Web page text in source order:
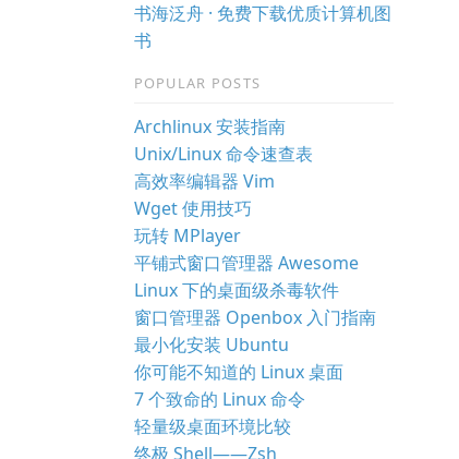
书海泛舟 · 免费下载优质计算机图
书
POPULAR POSTS
Archlinux 安装指南
Unix/Linux 命令速查表
高效率编辑器 Vim
Wget 使用技巧
玩转 MPlayer
平铺式窗口管理器 Awesome
Linux 下的桌面级杀毒软件
窗口管理器 Openbox 入门指南
最小化安装 Ubuntu
你可能不知道的 Linux 桌面
7 个致命的 Linux 命令
轻量级桌面环境比较
终极 Shell——Zsh